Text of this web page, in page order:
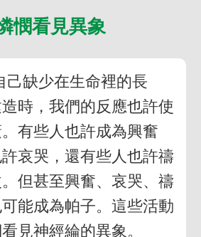
憫看見異象
己缺少在生命裡的長
時，我們的反應也許使
有些人也許成為興奮
哀哭，還有些人也許禱
但甚至興奮、哀哭、禱
能成為帕子。這些活動
見神經綸的異象。